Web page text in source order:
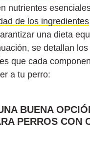
nutrientes
de los ingredientes
una dieta
se detallan
que cada
a tu perro:
BUENA
PERROS CON